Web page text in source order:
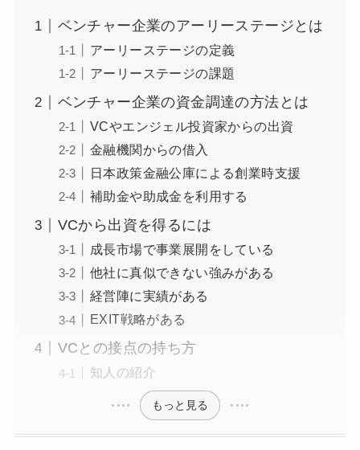
ベンチャー企業のアーリーステージとは
アーリーステージの定義
アーリーステージの課題
ベンチャー企業の資金調達の方法とは
VCやエンジェル投資家からの出資
金融機関からの借入
日本政策金融公庫による創業時支援
補助金や助成金を利用する
VCから出資を得るには
成長市場で事業展開をしている
他社に真似できない強みがある
経営陣に実績がある
EXIT戦略がある
VCとの接点の持ち方
知人の紹介
もっと見る